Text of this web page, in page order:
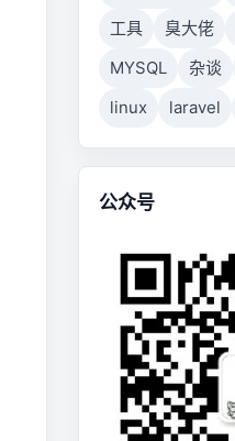
工具
臭大佬
MYSQL
杂谈
linux
laravel
公众号